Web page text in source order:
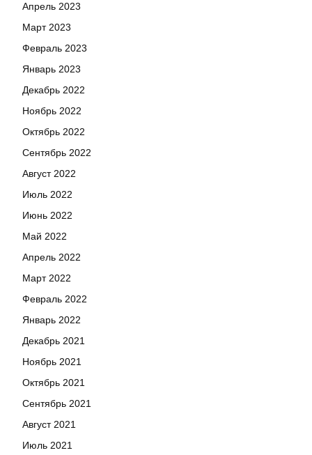
Апрель 2023
Март 2023
Февраль 2023
Январь 2023
Декабрь 2022
Ноябрь 2022
Октябрь 2022
Сентябрь 2022
Август 2022
Июль 2022
Июнь 2022
Май 2022
Апрель 2022
Март 2022
Февраль 2022
Январь 2022
Декабрь 2021
Ноябрь 2021
Октябрь 2021
Сентябрь 2021
Август 2021
Июль 2021